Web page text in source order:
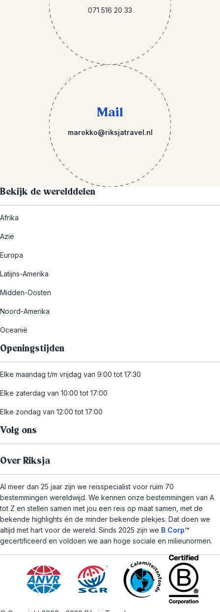
071 516 20 33
Mail
marokko@riksjatravel.nl
Bekijk de werelddelen
Afrika
Azië
Europa
Latijns-Amerika
Midden-Oosten
Noord-Amerika
Oceanië
Openingstijden
Elke maandag t/m vrijdag van 9:00 tot 17:30
Elke zaterdag van 10:00 tot 17:00
Elke zondag van 12:00 tot 17:00
Volg ons
Over Riksja
Al meer dan 25 jaar zijn we reisspecialist voor ruim 70
bestemmingen wereldwijd. We kennen onze bestemmingen van A
tot Z en stellen samen met jou een reis op maat samen, met de
bekende highlights én de minder bekende plekjes. Dat doen we
altijd met hart voor de wereld. Sinds 2025 zijn we B Corp™
gecertificeerd en voldoen we aan hoge sociale en milieunormen.